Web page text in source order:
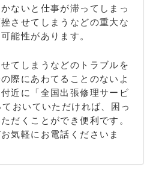
ないと仕事が滞ってしまっ
させてしまうなどの重大な
能性があります。
てしまうなどのトラブルを
際にあわてることのないよ
近に「全国出張修理サービ
おいていただければ、困っ
だくことができ便利です。
気軽にお電話くださいま